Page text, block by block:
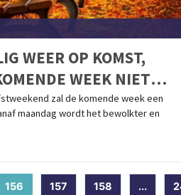
WEER OP KOMST,
WEEK NIET
zal de komende week een
maandag wordt het bewolkter en
156 (current)
157 158 ...